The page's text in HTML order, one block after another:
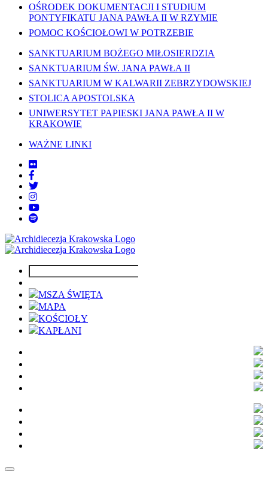
OŚRODEK DOKUMENTACJI I STUDIUM
PONTYFIKATU JANA PAWŁA II W RZYMIE
POMOC KOŚCIOŁOWI W POTRZEBIE
SANKTUARIUM BOŻEGO MIŁOSIERDZIA
SANKTUARIUM ŚW. JANA PAWŁA II
SANKTUARIUM W KALWARII ZEBRZYDOWSKIEJ
STOLICA APOSTOLSKA
UNIWERSYTET PAPIESKI JANA PAWŁA II W
KRAKOWIE
WAŻNE LINKI
MSZA ŚWIĘTA
MAPA
KOŚCIOŁY
KAPŁANI